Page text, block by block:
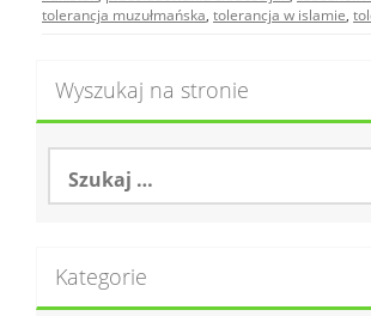
tolerancja muzułmańska, tolerancja w islamie,
Wyszukaj na stronie
u
:
Kategorie